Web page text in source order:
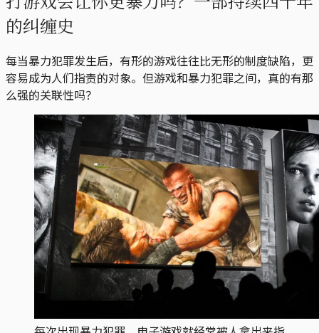
的纠缠史
每当暴力犯罪发生后，有形的游戏往往比无形的制度缺陷，更
容易成为人们指责的对象。但游戏和暴力犯罪之间，真的有那
么强的关联性吗？